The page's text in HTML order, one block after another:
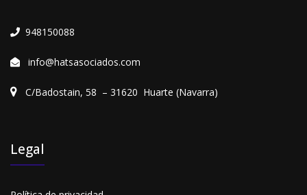
948150088
info@hatsasociados.com
C/Badostain, 58 – 31620 Huarte (Navarra)
Legal